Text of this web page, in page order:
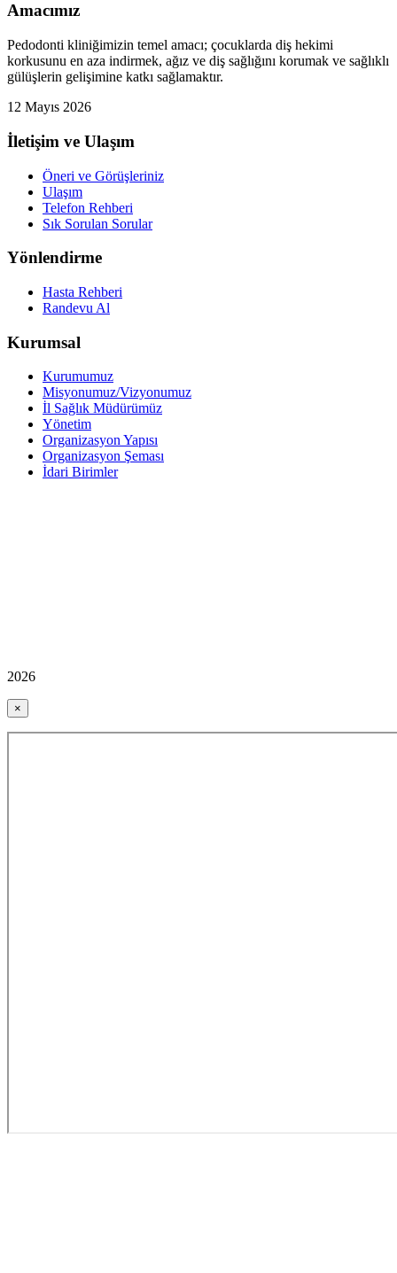
Amacımız
Pedodonti kliniğimizin temel amacı; çocuklarda diş hekimi
korkusunu en aza indirmek, ağız ve diş sağlığını korumak ve sağlıklı
gülüşlerin gelişimine katkı sağlamaktır.
12 Mayıs 2026
İletişim ve Ulaşım
Öneri ve Görüşleriniz
Ulaşım
Telefon Rehberi
Sık Sorulan Sorular
Yönlendirme
Hasta Rehberi
Randevu Al
Kurumsal
Kurumumuz
Misyonumuz/Vizyonumuz
İl Sağlık Müdürümüz
Yönetim
Organizasyon Yapısı
Organizasyon Şeması
İdari Birimler
2026
×